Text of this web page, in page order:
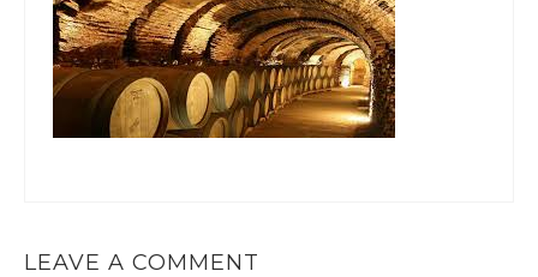
LEAVE A COMMENT